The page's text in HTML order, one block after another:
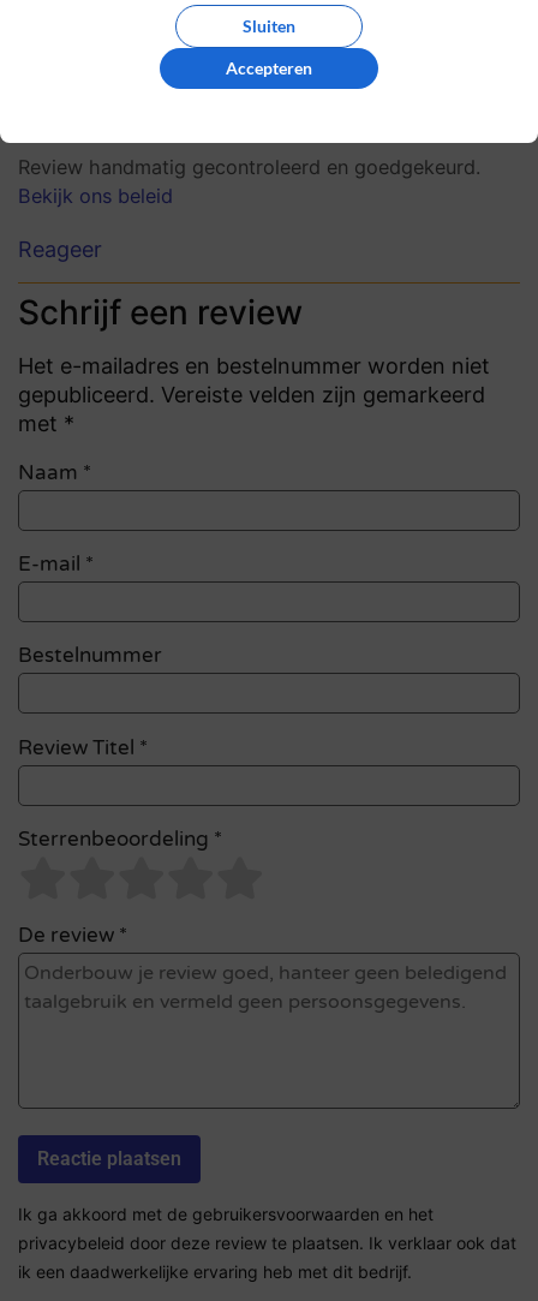
Furthermore, you are not entitled to
anything because they are abroad. Not
recommended. Unsafe foreign junk.
Review handmatig gecontroleerd en goedgekeurd.
Bekijk ons beleid
Reageer
Schrijf een review
Het e-mailadres en bestelnummer worden niet
gepubliceerd. Vereiste velden zijn gemarkeerd
met *
Naam *
E-mail *
Bestelnummer
Review Titel *
Sterrenbeoordeling *
De review *
Ik ga akkoord met de gebruikersvoorwaarden en het
privacybeleid door deze review te plaatsen. Ik verklaar ook dat
ik een daadwerkelijke ervaring heb met dit bedrijf.
Sluiten
Accepteren